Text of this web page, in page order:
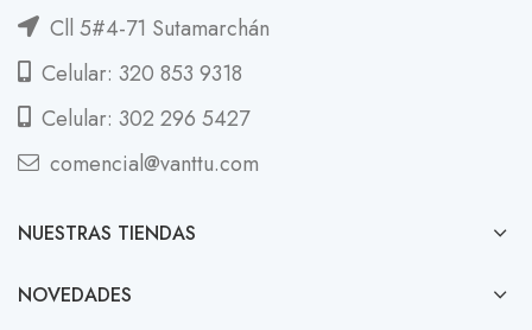
Cll 5#4-71 Sutamarchán
Celular: 320 853 9318
Celular: 302 296 5427
comencial@vanttu.com
NUESTRAS TIENDAS
NOVEDADES